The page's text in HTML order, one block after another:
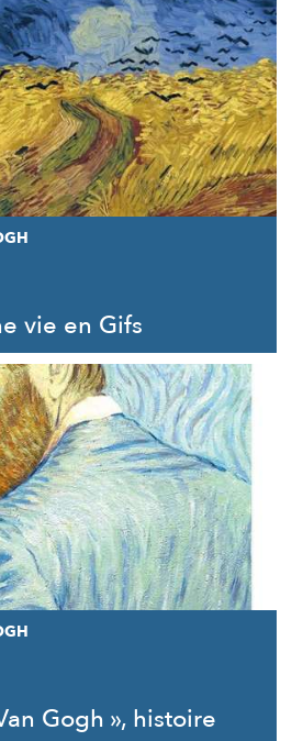
vie en Gifs
Gogh », histoire